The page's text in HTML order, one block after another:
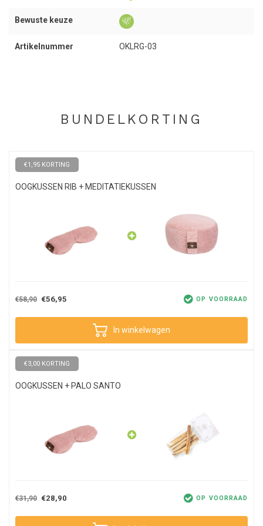
vervolgens drogen aan de waslijn. Je kunt er ook voor kiezen om
Stofjes en dierenharen kun je gemakkelijk verwijderen door een
stofroller te gebruiken.
Vermijd het gebruik van de droger.
Om de lavendelgeur zo lang mogelijk te behouden, is het
Bewuste keuze
Artikelnummer OKLRG-03
BUNDELKORTING
€1,95 KORTING
OOGKUSSEN RIB + MEDITATIEKUSSEN
€58,90 €56,95 OP VOORRAAD
In winkelwagen
€3,00 KORTING
OOGKUSSEN + PALO SANTO
€31,90 €28,90 OP VOORRAAD